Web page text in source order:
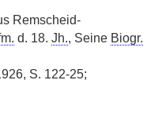
Remscheid-
d. 18. Jh., Seine Biogr.
S. 122-25;